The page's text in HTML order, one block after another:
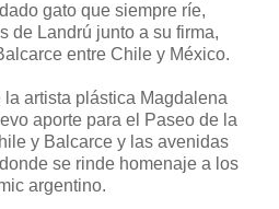
gato que siempre ríe,
de Landrú junto a su firma,
entre Chile y México.
la artista plástica Magdalena
aporte para el Paseo de la
y Balcarce y las avenidas
se rinde homenaje a los
argentino.